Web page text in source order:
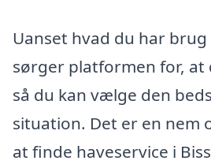
Uanset hvad du har
sørger platformen for, at
så du kan vælge den
situation. Det er en nem
at finde haveservice i